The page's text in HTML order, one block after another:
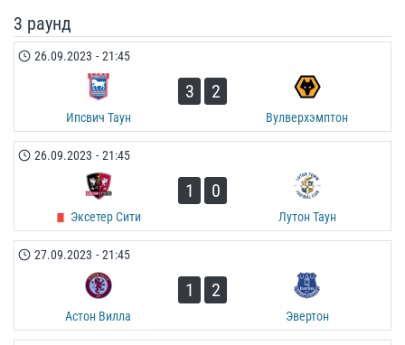
3 раунд
26.09.2023 - 21:45
Ипсвич Таун
3 2
Вулверхэмптон
26.09.2023 - 21:45
Эксетер Сити
1 0
Лутон Таун
27.09.2023 - 21:45
Астон Вилла
1 2
Эвертон